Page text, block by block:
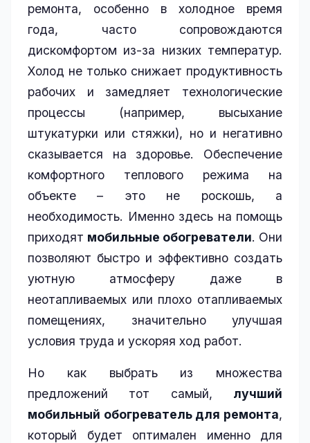
ремонта, особенно в холодное время
года, часто сопровождаются
дискомфортом из-за низких температур.
Холод не только снижает продуктивность
рабочих и замедляет технологические
процессы (например, высыхание
штукатурки или стяжки), но и негативно
сказывается на здоровье. Обеспечение
комфортного теплового режима на
объекте – это не роскошь, а
необходимость. Именно здесь на помощь
приходят мобильные обогреватели. Они
позволяют быстро и эффективно создать
уютную атмосферу даже в
неотапливаемых или плохо отапливаемых
помещениях, значительно улучшая
условия труда и ускоряя ход работ.
Но как выбрать из множества
предложений тот самый, лучший
мобильный обогреватель для ремонта,
который будет оптимален именно для